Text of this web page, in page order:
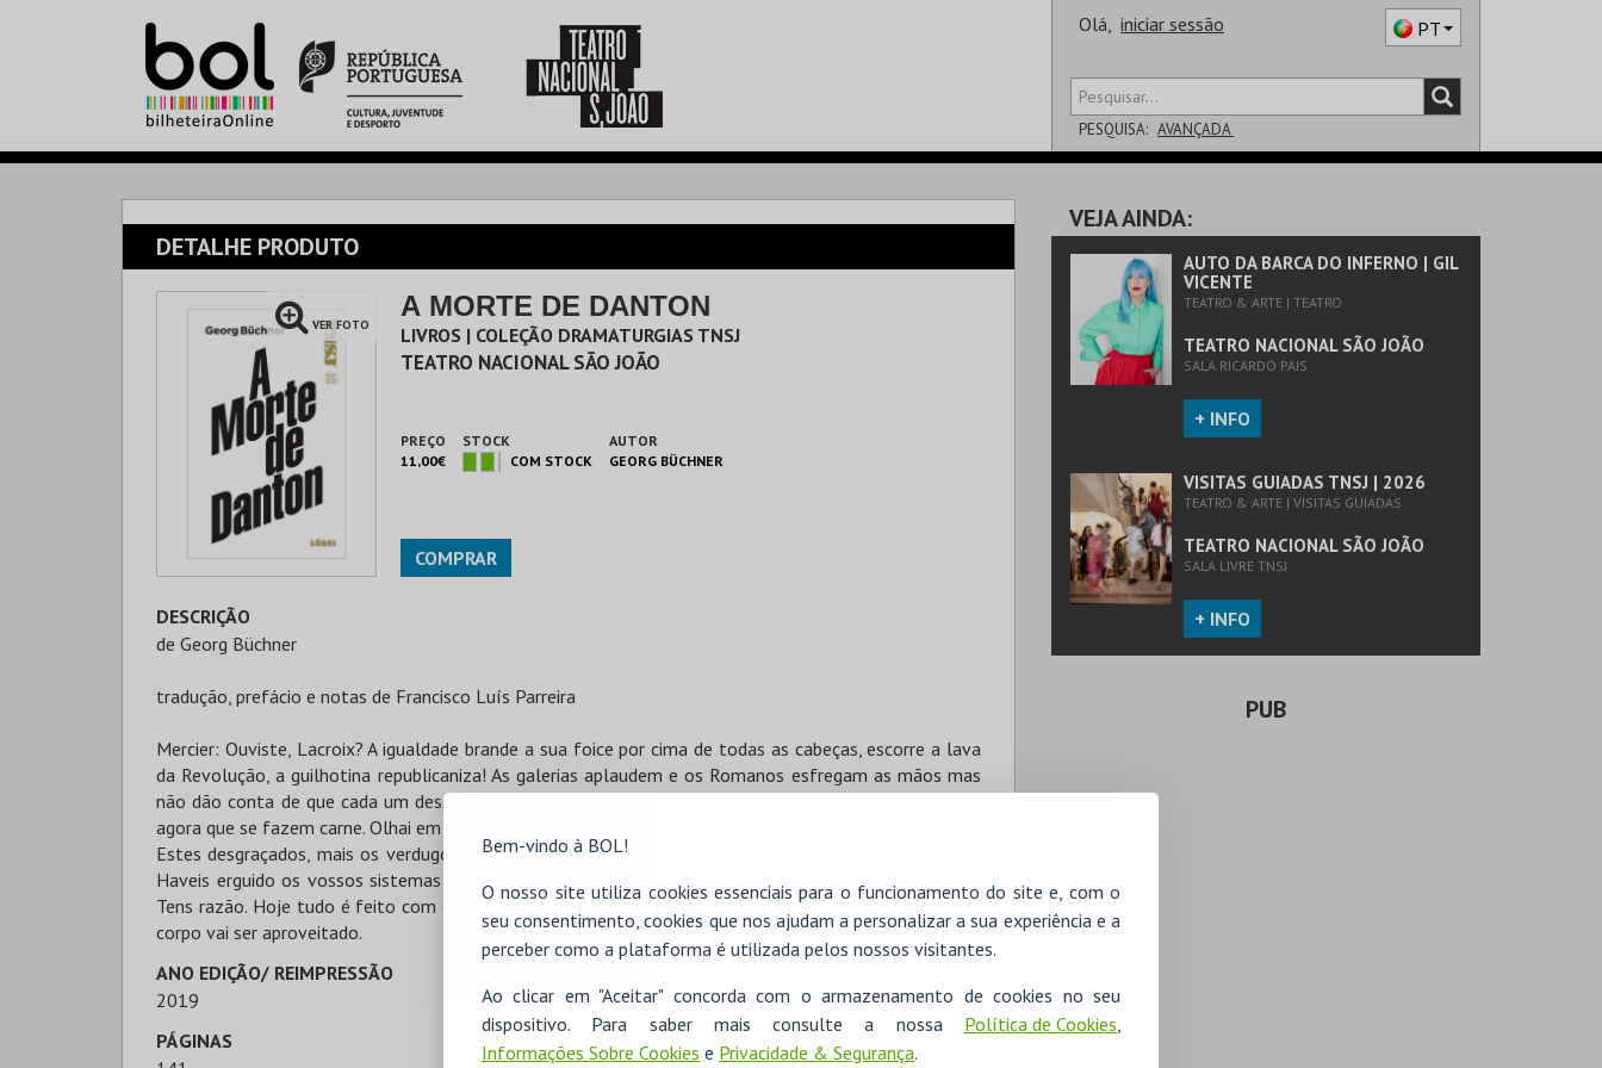
Bem-vindo à BOL!
O nosso site utiliza cookies essenciais para o funcionamento do site e, com o
seu consentimento, cookies que nos ajudam a personalizar a sua experiência e a
perceber como a plataforma é utilizada pelos nossos visitantes.
Ao clicar em "Aceitar" concorda com o armazenamento de cookies no seu
dispositivo. Para saber mais consulte a nossa Política de Cookies,
Informações Sobre Cookies e Privacidade & Segurança.
Olá, iniciar sessão PT
PESQUISA: AVANÇADA
SALA
DETALHE PRODUTO
VER FOTO
A MORTE DE DANTON
LIVROS | COLEÇÃO DRAMATURGIAS TNSJ
TEATRO NACIONAL SÃO JOÃO
PREÇO
11,00€
STOCK
COM STOCK
AUTOR
GEORG BÜCHNER
COMPRAR
DESCRIÇÃO
de Georg Büchner
tradução, prefácio e notas de Francisco Luís Parreira
Mercier: Ouviste, Lacroix? A igualdade brande a sua foice por cima de todas as cabeças, escorre a lava
da Revolução, a guilhotina republicaniza! As galerias aplaudem e os Romanos esfregam as mãos mas
não dão conta de que cada um desses lemas é o estertor de uma vítima. Atentai nas vossas tiradas,
agora que se fazem carne. Olhai em volta: isto é o que haveis dito. é a pantomima das vossas palavras.
Estes desgraçados, mais os verdugos e a guilhotina, são as vossas arengas depois de ganharem vida.
Haveis erguido os vossos sistemas como Bajazet as suas pirâmides: com cabeças humanas. Danton:
Tens razão. Hoje tudo é feito com carne humana. é a maldição da nossa época. Agora também o meu
corpo vai ser aproveitado.
ANO EDIÇÃO/ REIMPRESSÃO
2019
PÁGINAS
VEJA AINDA:
AUTO DA BARCA DO INFERNO | GIL
VICENTE
TEATRO & ARTE | TEATRO
TEATRO NACIONAL SÃO JOÃO
SALA RICARDO PAIS
+ INFO
VISITAS GUIADAS TNSJ | 2026
TEATRO & ARTE | VISITAS GUIADAS
TEATRO NACIONAL SÃO JOÃO
SALA LIVRE TNSJ
+ INFO
PUB